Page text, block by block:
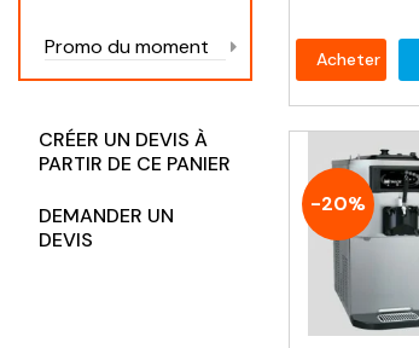
Promo du moment
CRÉER UN DEVIS À
PARTIR DE CE PANIER
DEMANDER UN
DEVIS
Acheter
-20%